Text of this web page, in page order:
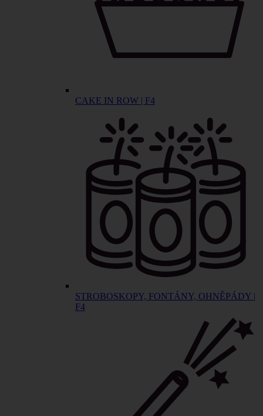
CAKE IN ROW | F4
STROBOSKOPY, FONTÁNY, OHNĚPÁDY |
F4